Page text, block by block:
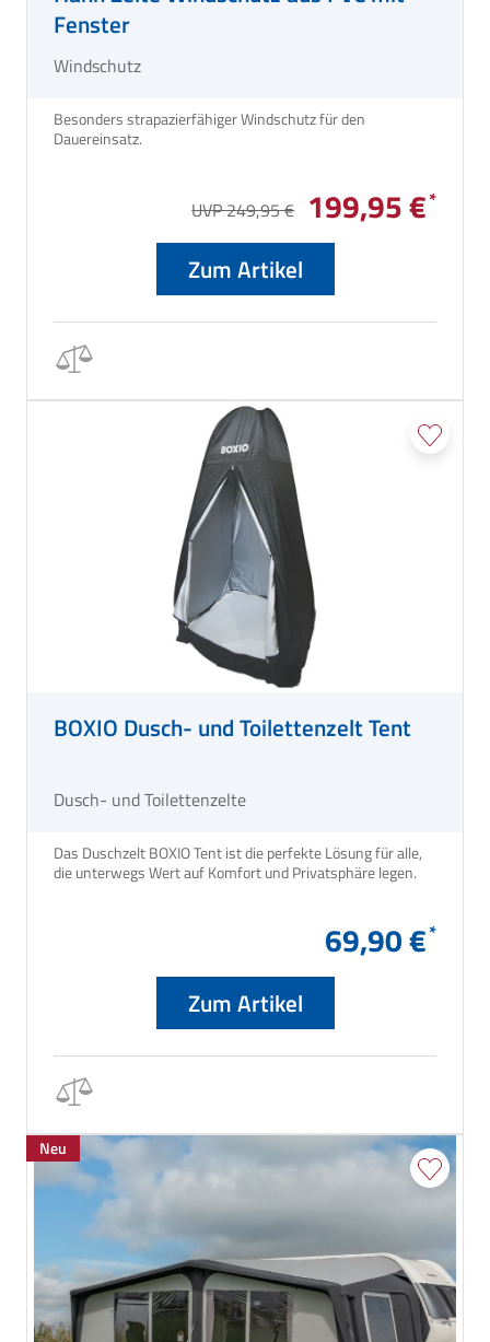
Fenster
Windschutz
Besonders strapazierfähiger Windschutz für den
UVP 249,95 € 199,95 €
Zum Artikel
BOXIO Dusch- und Toilettenzelt Tent
Dusch- und Toilettenzelte
Das Duschzelt BOXIO Tent ist die perfekte Lösung für alle,
69,90 €
Zum Artikel
Neu